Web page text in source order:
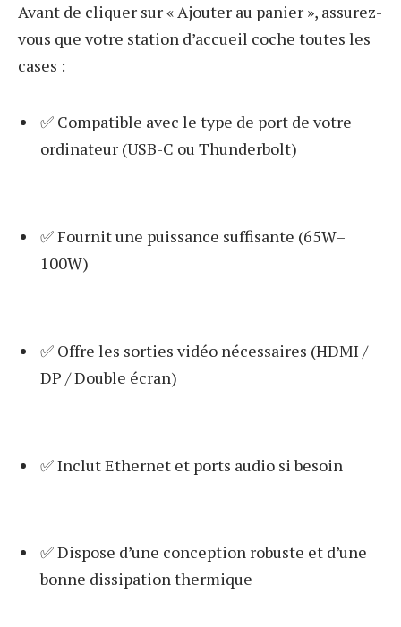
Avant de cliquer sur « Ajouter au panier », assurez-
vous que votre station d’accueil coche toutes les
cases :
✅ Compatible avec le type de port de votre
ordinateur (USB-C ou Thunderbolt)
✅ Fournit une puissance suffisante (65W–
100W)
✅ Offre les sorties vidéo nécessaires (HDMI /
DP / Double écran)
✅ Inclut Ethernet et ports audio si besoin
✅ Dispose d’une conception robuste et d’une
bonne dissipation thermique